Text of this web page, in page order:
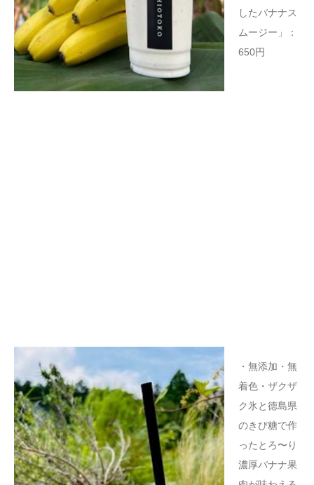
したバナナス
ムージー」：
650円
・無添加・無
着色・ザクザ
ク氷と徳島県
のきび糖で作
ったとろ〜り
濃厚バナナ果